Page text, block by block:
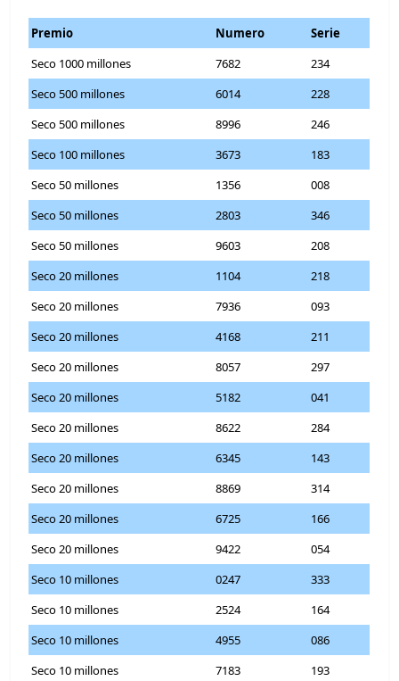
Premio Numero
Serie
Seco 1000 millones
7682
234
Seco 500 millones
6014
228
Seco 500 millones
8996
246
Seco 100 millones
3673
183
Seco 50 millones
1356
008
Seco 50 millones
2803
346
Seco 50 millones
9603
208
Seco 20 millones
1104
218
Seco 20 millones
7936
093
Seco 20 millones
4168
211
Seco 20 millones
8057
297
Seco 20 millones
5182
041
Seco 20 millones
8622
284
Seco 20 millones
6345
143
Seco 20 millones
8869
314
Seco 20 millones
6725
166
Seco 20 millones
9422
054
Seco 10 millones
0247
333
Seco 10 millones
2524
164
Seco 10 millones
4955
086
Seco 10 millones
7183
193